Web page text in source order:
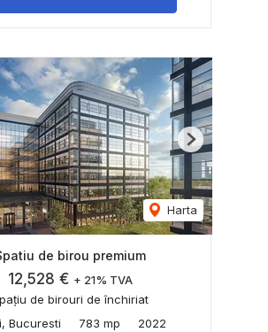
Harta
Next
de birou premium
12,528 € + 21% TVA
de birouri de închiriat
Bucuresti
783 mp 2022